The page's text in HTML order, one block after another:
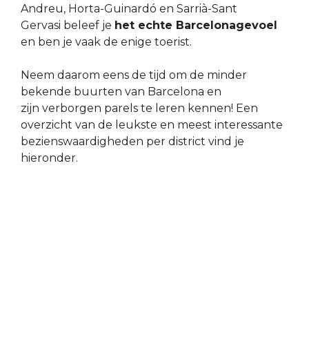
Andreu, Horta-Guinardó en Sarrià-Sant
Gervasi beleef je het echte Barcelonagevoel
en ben je vaak de enige toerist.
Neem daarom eens de tijd om de minder
bekende buurten van Barcelona en
zijn verborgen parels te leren kennen! Een
overzicht van de leukste en meest interessante
bezienswaardigheden per district vind je
hieronder.